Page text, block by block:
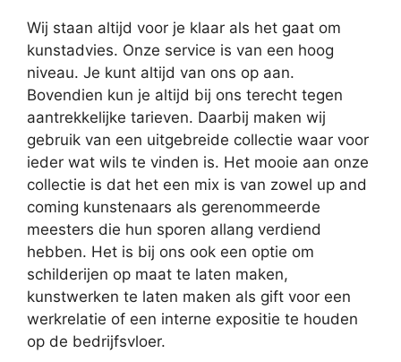
Wij staan altijd voor je klaar als het gaat om
kunstadvies. Onze service is van een hoog
niveau. Je kunt altijd van ons op aan.
Bovendien kun je altijd bij ons terecht tegen
aantrekkelijke tarieven. Daarbij maken wij
gebruik van een uitgebreide collectie waar voor
ieder wat wils te vinden is. Het mooie aan onze
collectie is dat het een mix is van zowel up and
coming kunstenaars als gerenommeerde
meesters die hun sporen allang verdiend
hebben. Het is bij ons ook een optie om
schilderijen op maat te laten maken,
kunstwerken te laten maken als gift voor een
werkrelatie of een interne expositie te houden
op de bedrijfsvloer.